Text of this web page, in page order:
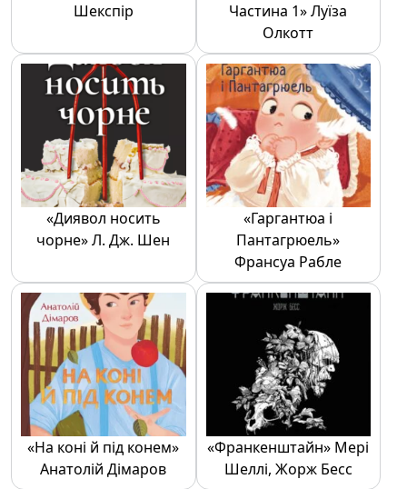
Шекспір
Частина 1» Луїза
Олкотт
«Диявол носить
чорне» Л. Дж. Шен
«Гаргантюа і
Пантагрюель»
Франсуа Рабле
«На коні й під конем»
Анатолій Дімаров
«Франкенштайн» Мері
Шеллі, Жорж Бесс